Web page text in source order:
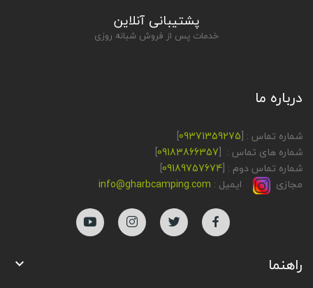
پشتیبانی آنلاین
خدمات پس از فروش شبانه روزی
درباره ما
شماره تماس : [09371359275
]
شماره های تماس : [09183866357
]
شماره تماس دوم : [09189757674
]
مجازی
ایمیل : info@gharbcamping.com
راهنما 